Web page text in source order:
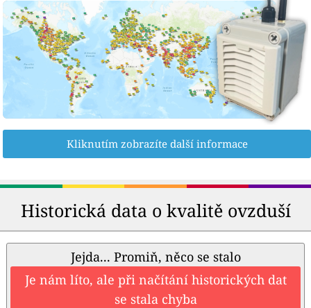
Kliknutím zobrazíte další informace
Historická data o kvalitě ovzduší
Jejda... Promiň, něco se stalo
Je nám líto, ale při načítání historických dat
se stala chyba